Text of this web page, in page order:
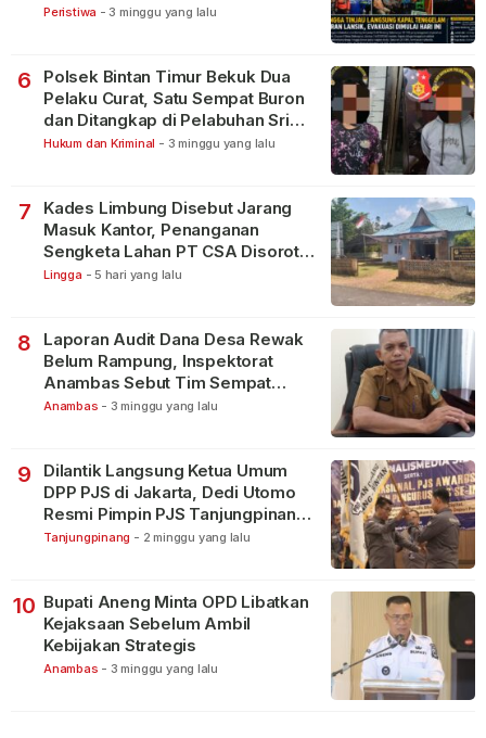
Peristiwa - 3 minggu yang lalu
6
Polsek Bintan Timur Bekuk Dua
Pelaku Curat, Satu Sempat Buron
dan Ditangkap di Pelabuhan Sri
Bintan Pura
Hukum dan Kriminal - 3 minggu yang lalu
7
Kades Limbung Disebut Jarang
Masuk Kantor, Penanganan
Sengketa Lahan PT CSA Disorot
Warga
Lingga - 5 hari yang lalu
8
Laporan Audit Dana Desa Rewak
Belum Rampung, Inspektorat
Anambas Sebut Tim Sempat
Terbagi Tangani Kasus Lain
Anambas - 3 minggu yang lalu
9
Dilantik Langsung Ketua Umum
DPP PJS di Jakarta, Dedi Utomo
Resmi Pimpin PJS Tanjungpinang-
Bintan
Tanjungpinang - 2 minggu yang lalu
10 Bupati Aneng Minta OPD Libatkan
Kejaksaan Sebelum Ambil
Kebijakan Strategis
Anambas - 3 minggu yang lalu